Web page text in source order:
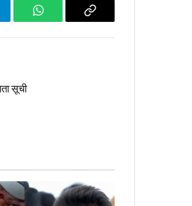
WhatsAppCopy
सूची